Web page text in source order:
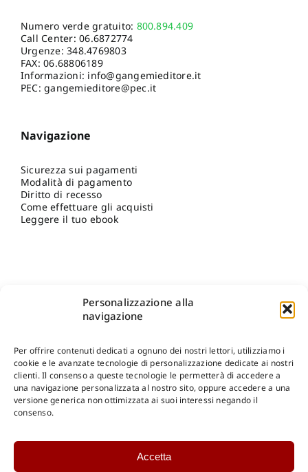
Personalizzazione alla
navigazione
Per offrire contenuti dedicati a ognuno dei nostri lettori, utilizziamo i
cookie e le avanzate tecnologie di personalizzazione dedicate ai nostri
clienti. Il consenso a queste tecnologie le permetterà di accedere a
una navigazione personalizzata al nostro sito, oppure accedere a una
versione generica non ottimizzata ai suoi interessi negando il
consenso.
Accetta
Numero verde gratuito: 800.894.409
Call Center:06.6872774
Urgenze:348.4769803
FAX: 06.68806189
Informazioni: info@gangemieditore.it
PEC: gangemieditore@pec.it
Navigazione
Sicurezza sui pagamenti
Modalità di pagamento
Diritto di recesso
Come effettuare gli acquisti
Leggere il tuo ebook
Shop Gangemi Editore-Pagamenti Sicuri e anche Rateali
Catalogo Online
Catalogo Internazionale